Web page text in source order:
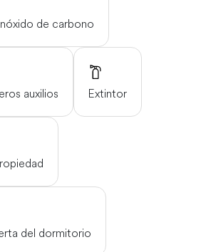
de carbono
auxilios Extintor
del dormitorio